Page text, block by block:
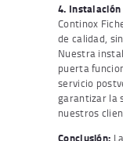
4.
Continox
de calidad,
Nuestra
puerta
servicio
garantizar la
nuestros
Conclusión: